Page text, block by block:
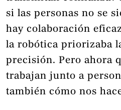
si las personas no se
hay colaboración
la robótica priorizaba
precisión. Pero ahora
trabajan junto a
también cómo nos